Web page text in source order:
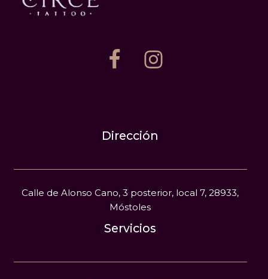
Dirección
Calle de Alonso Cano, 3 posterior, local 7, 28933,
Móstoles
Servicios